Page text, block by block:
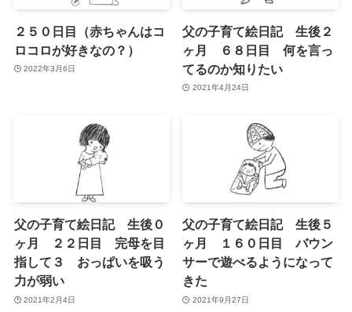
２５０日目（赤ちゃんはコ
ロコロが好きなの？）
2022年3月6日
父の子育て絵日記 生後２
ヶ月 ６８日目 何を言っ
てるのか知りたい
2021年4月24日
父の子育て絵日記 生後０
ヶ月 ２２日目 完母を目
指して３ おっぱいを吸う
力が弱い
2021年2月4日
父の子育て絵日記 生後５
ヶ月 １６０日目 バウン
サーで遊べるようになって
きた
2021年9月27日